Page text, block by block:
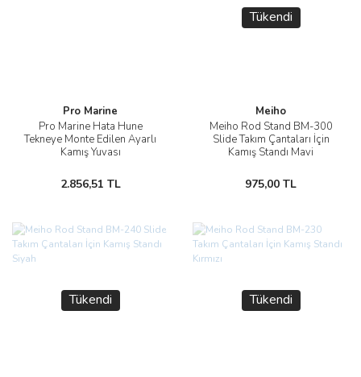
Pro Marine
Pro Marine Hata Hune
Tekneye Monte Edilen Ayarlı
Kamış Yuvası
2.856,51 TL
Tükendi
Meiho
Meiho Rod Stand BM-300
Slide Takım Çantaları İçin
Kamış Standı Mavi
975,00 TL
Tükendi Tükendi